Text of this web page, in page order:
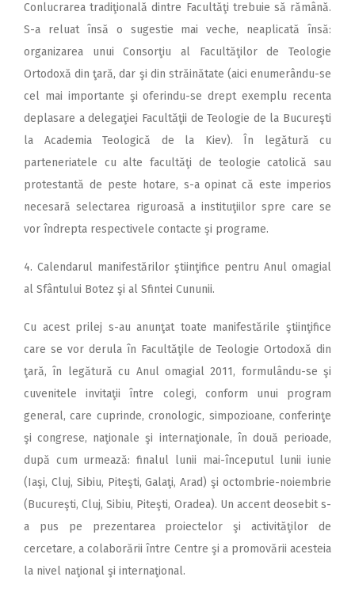
Conlucrarea tradiţională dintre Facultăţi trebuie să rămână.
S-a reluat însă o sugestie mai veche, neaplicată însă:
organizarea unui Consorţiu al Facultăţilor de Teologie
Ortodoxă din ţară, dar şi din străinătate (aici enumerându-se
cel mai importante şi oferindu-se drept exemplu recenta
deplasare a delegaţiei Facultăţii de Teologie de la Bucureşti
la Academia Teologică de la Kiev). În legătură cu
parteneriatele cu alte facultăţi de teologie catolică sau
protestantă de peste hotare, s-a opinat că este imperios
necesară selectarea riguroasă a instituţiilor spre care se
vor îndrepta respectivele contacte şi programe.
4. Calendarul manifestărilor ştiinţifice pentru Anul omagial
al Sfântului Botez şi al Sfintei Cununii.
Cu acest prilej s-au anunţat toate manifestările ştiinţifice
care se vor derula în Facultăţile de Teologie Ortodoxă din
ţară, în legătură cu Anul omagial 2011, formulându-se şi
cuvenitele invitaţii între colegi, conform unui program
general, care cuprinde, cronologic, simpozioane, conferinţe
şi congrese, naţionale şi internaţionale, în două perioade,
după cum urmează: finalul lunii mai-începutul lunii iunie
(Iaşi, Cluj, Sibiu, Piteşti, Galaţi, Arad) şi octombrie-noiembrie
(Bucureşti, Cluj, Sibiu, Piteşti, Oradea). Un accent deosebit s-
a pus pe prezentarea proiectelor şi activităţilor de
cercetare, a colaborării între Centre şi a promovării acesteia
la nivel naţional şi internaţional.